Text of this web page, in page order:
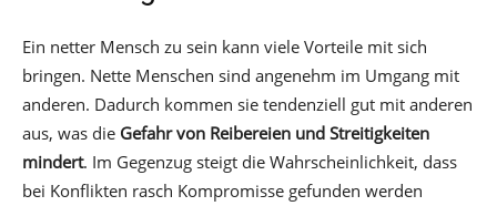
Ein netter Mensch zu sein kann viele Vorteile mit sich
bringen. Nette Menschen sind angenehm im Umgang mit
anderen. Dadurch kommen sie tendenziell gut mit anderen
aus, was die Gefahr von Reibereien und Streitigkeiten
mindert. Im Gegenzug steigt die Wahrscheinlichkeit, dass
bei Konflikten rasch Kompromisse gefunden werden